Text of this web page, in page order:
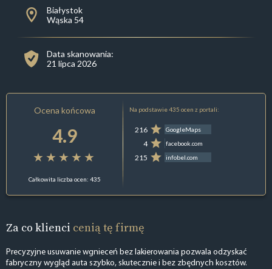
Białystok
Wąska 54
Data skanowania:
21 lipca 2026
Ocena końcowa
4.9
Całkowita liczba ocen: 435
Na podstawie 435 ocen z portali:
216 GoogleMaps
4 facebook.com
215 infobel.com
Za co klienci cenią tę firmę
Precyzyjne usuwanie wgnieceń bez lakierowania pozwala odzyskać
fabryczny wygląd auta szybko, skutecznie i bez zbędnych kosztów.